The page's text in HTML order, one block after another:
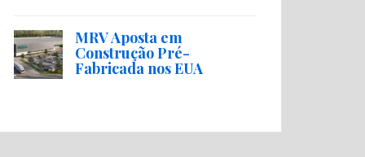
MRV Aposta em
Construção Pré-
Fabricada nos EUA